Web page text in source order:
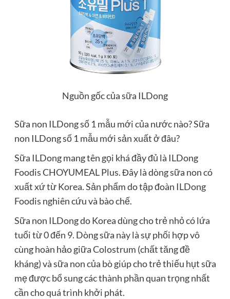
Nguồn gốc của sữa ILDong
Sữa non ILDong số 1 mẫu mới của nước nào? Sữa
non ILDong số 1 mẫu mới sản xuất ở đâu?
Sữa ILDong mang tên gọi khá đầy đủ là ILDong
Foodis CHOYUMEAL Plus. Đây là dòng sữa non có
xuất xứ từ Korea. Sản phẩm do tập đoàn ILDong
Foodis nghiên cứu và bào chế.
Sữa non ILDong do Korea dùng cho trẻ nhỏ có lứa
tuổi từ 0 đến 9. Dòng sữa này là sự phối hợp vô
cùng hoàn hảo giữa Colostrum (chất tăng đề
kháng) và sữa non của bò giúp cho trẻ thiếu hụt sữa
mẹ được bổ sung các thành phần quan trọng nhất
cần cho quá trình khởi phát.